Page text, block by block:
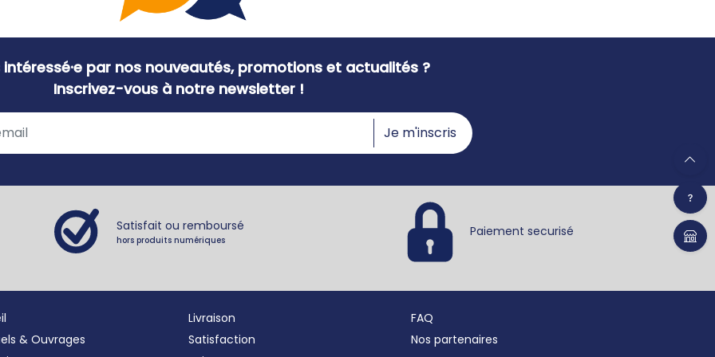
par nos nouveautés, promotions et actualités ?
Inscrivez-vous à notre newsletter !
Je m'inscris
Satisfait ou remboursé
hors produits numériques
Paiement securisé
& Ouvrages
Livraison
Satisfaction
FAQ
Nos partenaires